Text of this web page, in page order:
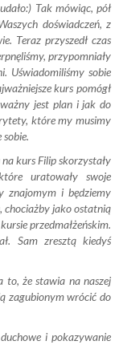
Tak mówiąc, pół
doświadczeń, z
Teraz przyszedł czas
przypomniały
Uświadomiliśmy sobie
kurs pomógł
jest plan i jak do
które my musimy
kurs Filip skorzystały
uratowały swoje
znajomym i będziemy
chociażby jako ostatnią
przedmałżeńskim.
Sam zresztą kiedyś
to, że stawia na naszej
zagubionym wrócić do
i pokazywanie